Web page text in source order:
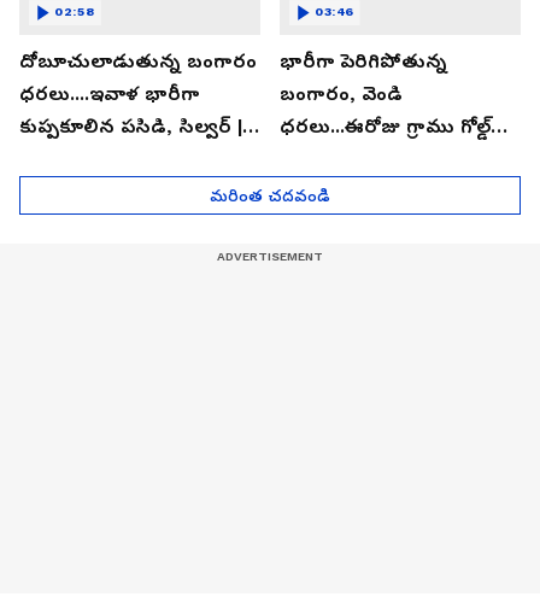
దోబూచులాడుతున్న బంగారం
ధరలు....ఇవాళ భారీగా
కుప్పకూలిన పసిడి, సిల్వర్ |
02:58
భారీగా పెరిగిపోతున్న
బంగారం, వెండి
ధరలు...ఈరోజు గ్రాము గోల్డ్
News Telugu
03:46
మరింత చదవండి